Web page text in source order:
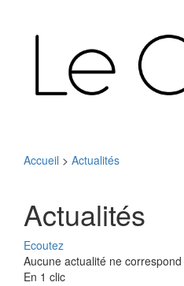
Accueil > Actualités
Actualités
Ecoutez
Aucune actualité ne
En 1 clic